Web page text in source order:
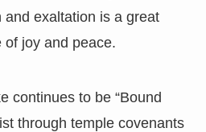
exaltation is a great
of joy and peace.
continues to be “Bound
through temple covenants